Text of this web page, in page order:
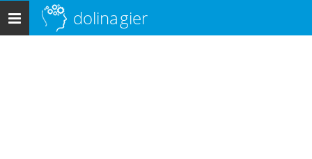
Menu
główne
dolinagier